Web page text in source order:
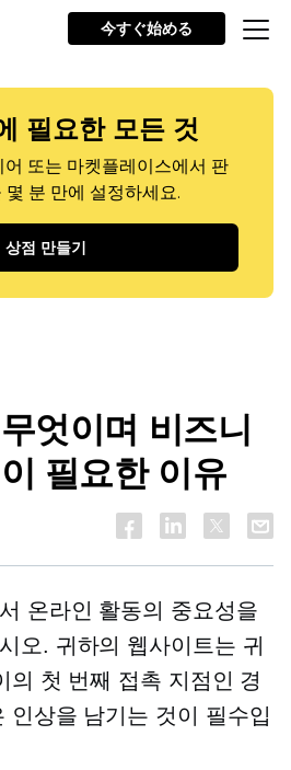
今すぐ始める
필요한 모든 것
어 또는 마켓플레이스에서 판
분 만에 설정하세요.
상점 만들기
엇이며 비즈니
필요한 이유
온라인 활동의 중요성을
오. 귀하의 웹사이트는 귀
의 첫 번째 접촉 지점인 경
인상을 남기는 것이 필수입